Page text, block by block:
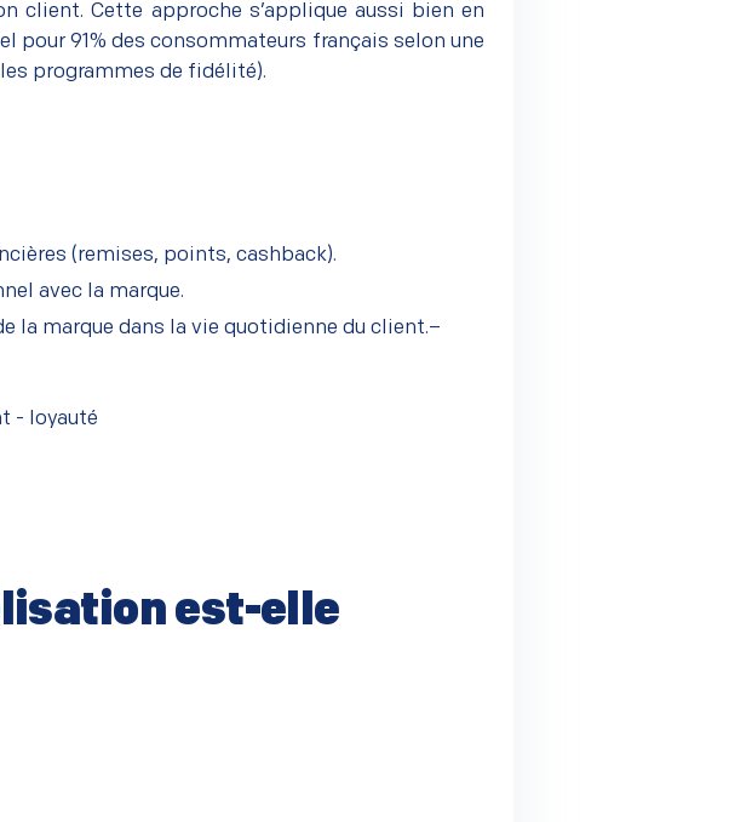
client. Cette approche s’applique aussi bien en
pour 91% des consommateurs français selon une
programmes de fidélité).
(remises, points, cashback).
avec la marque.
la marque dans la vie quotidienne du client.–
est-elle